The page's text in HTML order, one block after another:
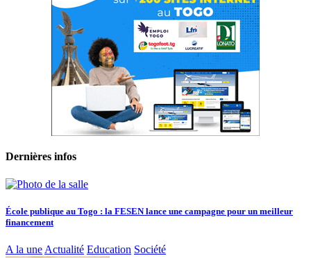
Dernières infos
École publique au Togo : la FESEN lance une campagne pour un meilleur
financement
A la une Actualité Education Société